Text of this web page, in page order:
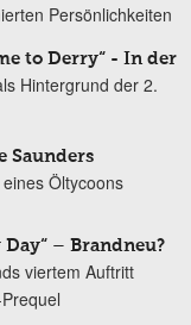
Persönlichkeiten
to Derry“ - In der
Hintergrund der 2.
Saunders
Öltycoons
Day“ – Brandneu?
viertem Auftritt